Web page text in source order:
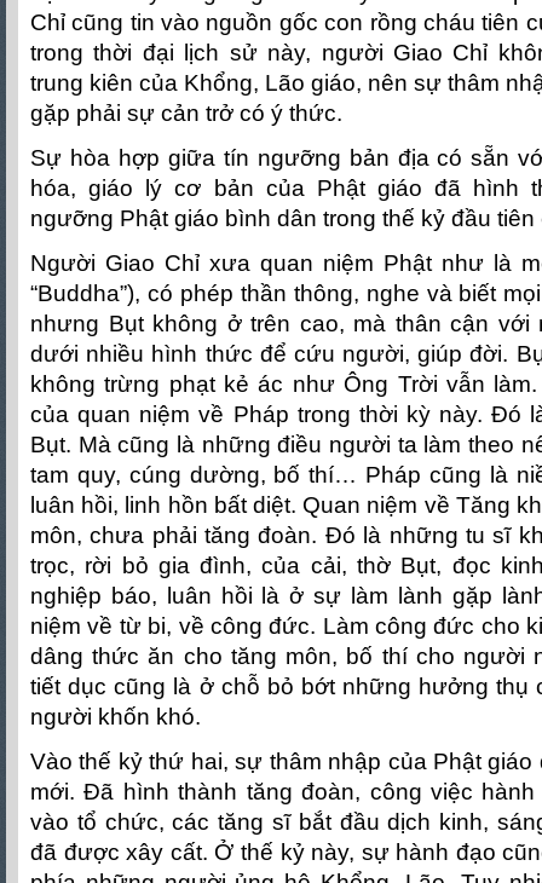
Chỉ cũng tin vào nguồn gốc con rồng cháu tiên
trong thời đại lịch sử này, người Giao Chỉ
trung kiên của Khổng, Lão giáo, nên sự thâm
gặp phải sự cản trở có ý thức.
Sự hòa hợp giữa tín ngưỡng bản địa có sẵn
hóa, giáo lý cơ bản của Phật giáo đã hình
ngưỡng Phật giáo bình dân trong thế kỷ đầu tiên
Người Giao Chỉ xưa quan niệm Phật như là
“Buddha”), có phép thần thông, nghe và biết
nhưng Bụt không ở trên cao, mà thân cận với
dưới nhiều hình thức để cứu người, giúp đời.
không trừng phạt kẻ ác như Ông Trời vẫn
của quan niệm về Pháp trong thời kỳ này. Đó
Bụt. Mà cũng là những điều người ta làm theo
tam quy, cúng dường, bố thí… Pháp cũng là
luân hồi, linh hồn bất diệt. Quan niệm về Tăng
môn, chưa phải tăng đoàn. Đó là những tu sĩ
trọc, rời bỏ gia đình, của cải, thờ Bụt, đọc
nghiệp báo, luân hồi là ở sự làm lành gặp
niệm về từ bi, về công đức. Làm công đức cho
dâng thức ăn cho tăng môn, bố thí cho người
tiết dục cũng là ở chỗ bỏ bớt những hưởng thụ
người khốn khó.
Vào thế kỷ thứ hai, sự thâm nhập của Phật
mới. Đã hình thành tăng đoàn, công việc
vào tổ chức, các tăng sĩ bắt đầu dịch kinh,
đã được xây cất. Ở thế kỷ này, sự hành đạo